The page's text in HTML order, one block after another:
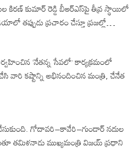
కుమార్ రెడ్డి బీఆర్ఎస్‌పై తీవ్ర స్థాయిలో
తప్పుడు ప్రచారం చేస్తూ ప్రజల్లో…
‘నేతన్న సేవలో’ కార్యక్రమంలో
వారి కష్టాన్ని అభినందించిన మంత్రి, చేనేత
గోదావరి–కావేరి–గుండార్ నదుల
తమిళనాడు ముఖ్యమంత్రి విజయ్ ప్రధాని